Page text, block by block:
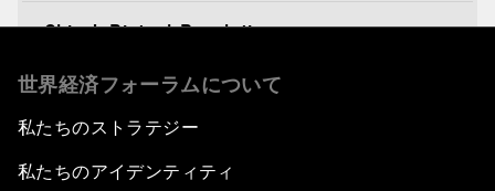
China's Biotech Revolution
No More Obscurity
世界経済フォーラムについて
私たちのストラテジー
私たちのアイデンティティ